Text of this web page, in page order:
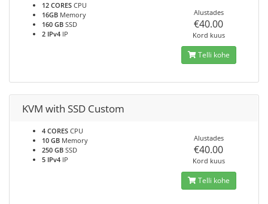
12 CORES CPU
16GB Memory
160 GB SSD
2 IPv4 IP
Alustades
€40.00
Kord kuus
Telli kohe
KVM with SSD Custom
4 CORES CPU
10 GB Memory
250 GB SSD
5 IPv4 IP
Alustades
€40.00
Kord kuus
Telli kohe